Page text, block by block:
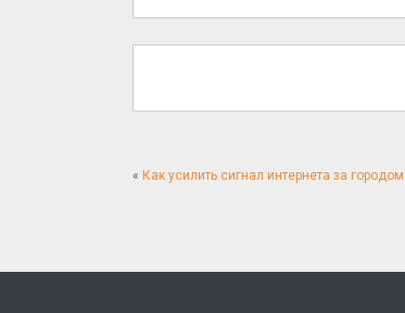
« Как усилить сигнал интернета за